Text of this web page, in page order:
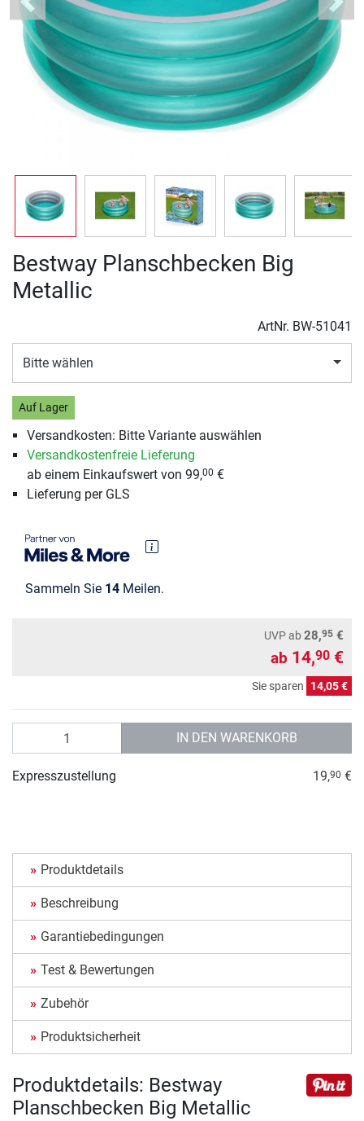
Previous Next
Bestway Planschbecken Big
Metallic
ArtNr. BW-51041
Bitte wählen
Auf Lager
Versandkosten: Bitte Variante auswählen
Versandkostenfreie Lieferung
ab einem Einkaufswert von 99,00 €
Lieferung per GLS
Sammeln Sie 14 Meilen.
UVPab 28,95 €
ab 14,90 €
Sie sparen 14,05 €
IN DEN WARENKORB
Expresszustellung 19,90 €
Produktdetails
Beschreibung
Garantiebedingungen
Test & Bewertungen
Zubehör
Produktsicherheit
Produktdetails: Bestway
Planschbecken Big Metallic